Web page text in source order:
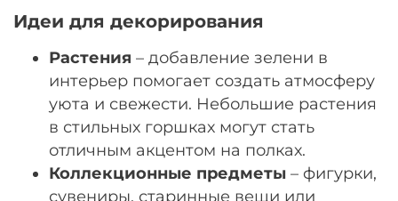
Идеи для декорирования
Растения – добавление зелени в
интерьер помогает создать атмосферу
уюта и свежести. Небольшие растения
в стильных горшках могут стать
отличным акцентом на полках.
Коллекционные предметы – фигурки,
сувениры, старинные вещи или